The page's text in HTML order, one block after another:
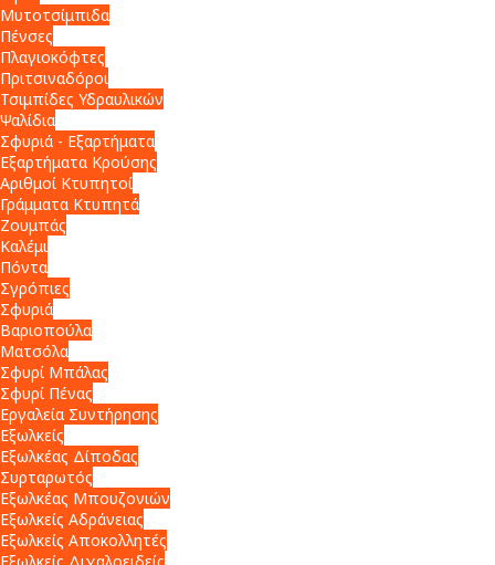
Μυτοτσίμπιδα
Πένσες
Πλαγιοκόφτες
Πριτσιναδόροι
Τσιμπίδες Υδραυλικών
Ψαλίδια
Σφυριά - Εξαρτήματα
Εξαρτήματα Κρούσης
Αριθμοί Κτυπητοί
Γράμματα Κτυπητά
Ζουμπάς
Καλέμι
Πόντα
Σγρόπιες
Σφυριά
Βαριοπούλα
Ματσόλα
Σφυρί Μπάλας
Σφυρί Πένας
Εργαλεία Συντήρησης
Εξωλκείς
Εξωλκέας Δίποδας
Συρταρωτός
Εξωλκέας Μπουζονιών
Εξωλκείς Αδράνειας
Εξωλκείς Αποκολλητές